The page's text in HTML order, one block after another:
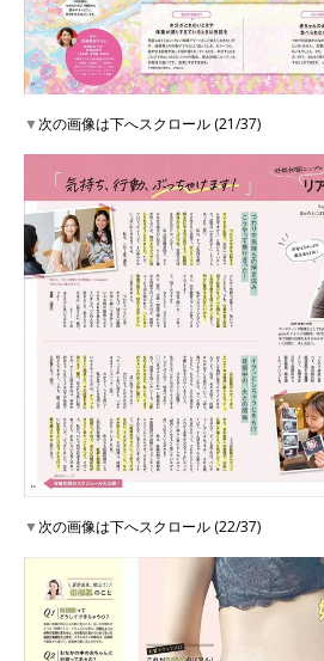
▼次の画像は下へスクロール (21/37)
▼次の画像は下へスクロール (22/37)